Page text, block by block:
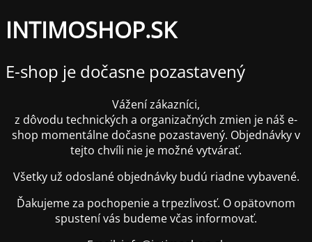
INTIMOSHOP.SK
E-shop je dočasne pozastavený
Vážení zákazníci,
z dôvodu technických a organizačných zmien je náš e-
shop momentálne dočasne pozastavený. Objednávky v
tejto chvíli nie je možné vytvárať.
Všetky už odoslané objednávky budú riadne vybavené.
Ďakujeme za pochopenie a trpezlivosť. O opätovnom
spustení vás budeme včas informovať.